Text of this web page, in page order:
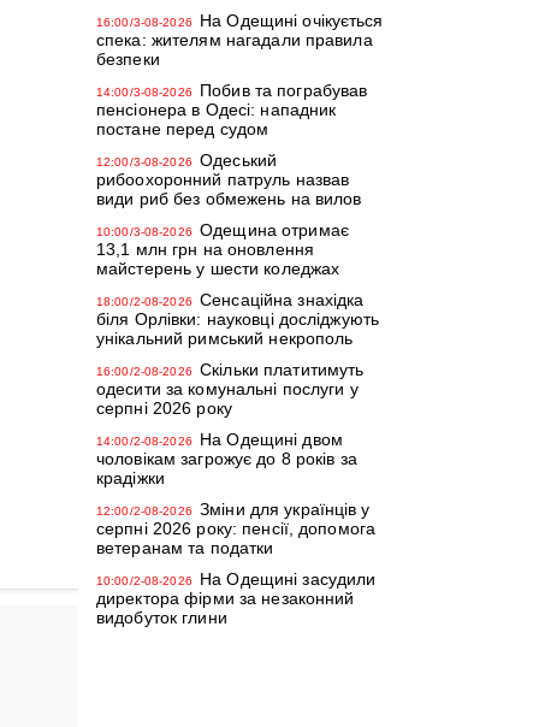
16:00/3-08-2026
На Одещині очікується
спека: жителям нагадали правила
безпеки
14:00/3-08-2026
Побив та пограбував
пенсіонера в Одесі: нападник
постане перед судом
12:00/3-08-2026
Одеський
рибоохоронний патруль назвав
види риб без обмежень на вилов
10:00/3-08-2026
Одещина отримає
13,1 млн грн на оновлення
майстерень у шести коледжах
18:00/2-08-2026
Сенсаційна знахідка
біля Орлівки: науковці досліджують
унікальний римський некрополь
16:00/2-08-2026
Скільки платитимуть
одесити за комунальні послуги у
серпні 2026 року
14:00/2-08-2026
На Одещині двом
чоловікам загрожує до 8 років за
крадіжки
12:00/2-08-2026
Зміни для українців у
серпні 2026 року: пенсії, допомога
ветеранам та податки
10:00/2-08-2026
На Одещині засудили
директора фірми за незаконний
видобуток глини